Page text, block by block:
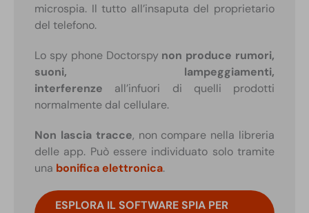
microspia. Il tutto all’insaputa del proprietario
del telefono.
Lo spy phone Doctorspy non produce rumori,
suoni, lampeggiamenti,
interferenze all’infuori di quelli prodotti
normalmente dal cellulare.
Non lascia tracce, non compare nella libreria
delle app. Può essere individuato solo tramite
una bonifica elettronica.
ESPLORA IL SOFTWARE SPIA PER